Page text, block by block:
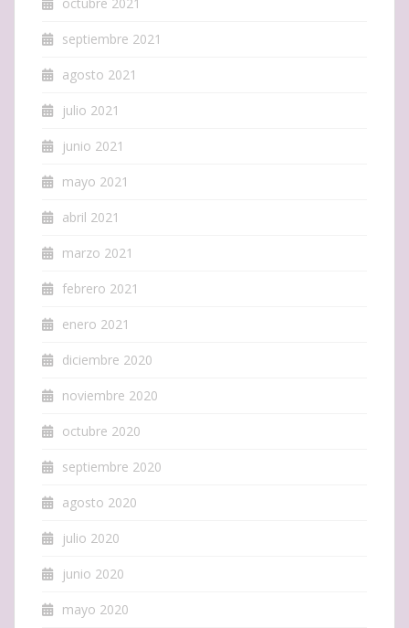
septiembre 2021
agosto 2021
julio 2021
junio 2021
mayo 2021
abril 2021
marzo 2021
febrero 2021
enero 2021
diciembre 2020
noviembre 2020
octubre 2020
septiembre 2020
agosto 2020
julio 2020
junio 2020
mayo 2020